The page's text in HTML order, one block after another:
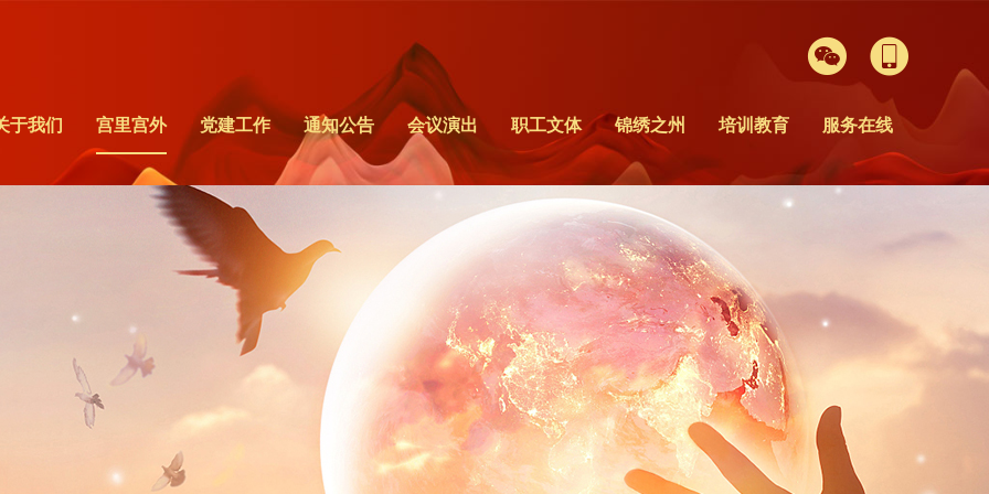
 
于我们 宫里宫外 党建工作 通知公告 会议演出 职工文体 锦绣之州 培训教育 服务在线